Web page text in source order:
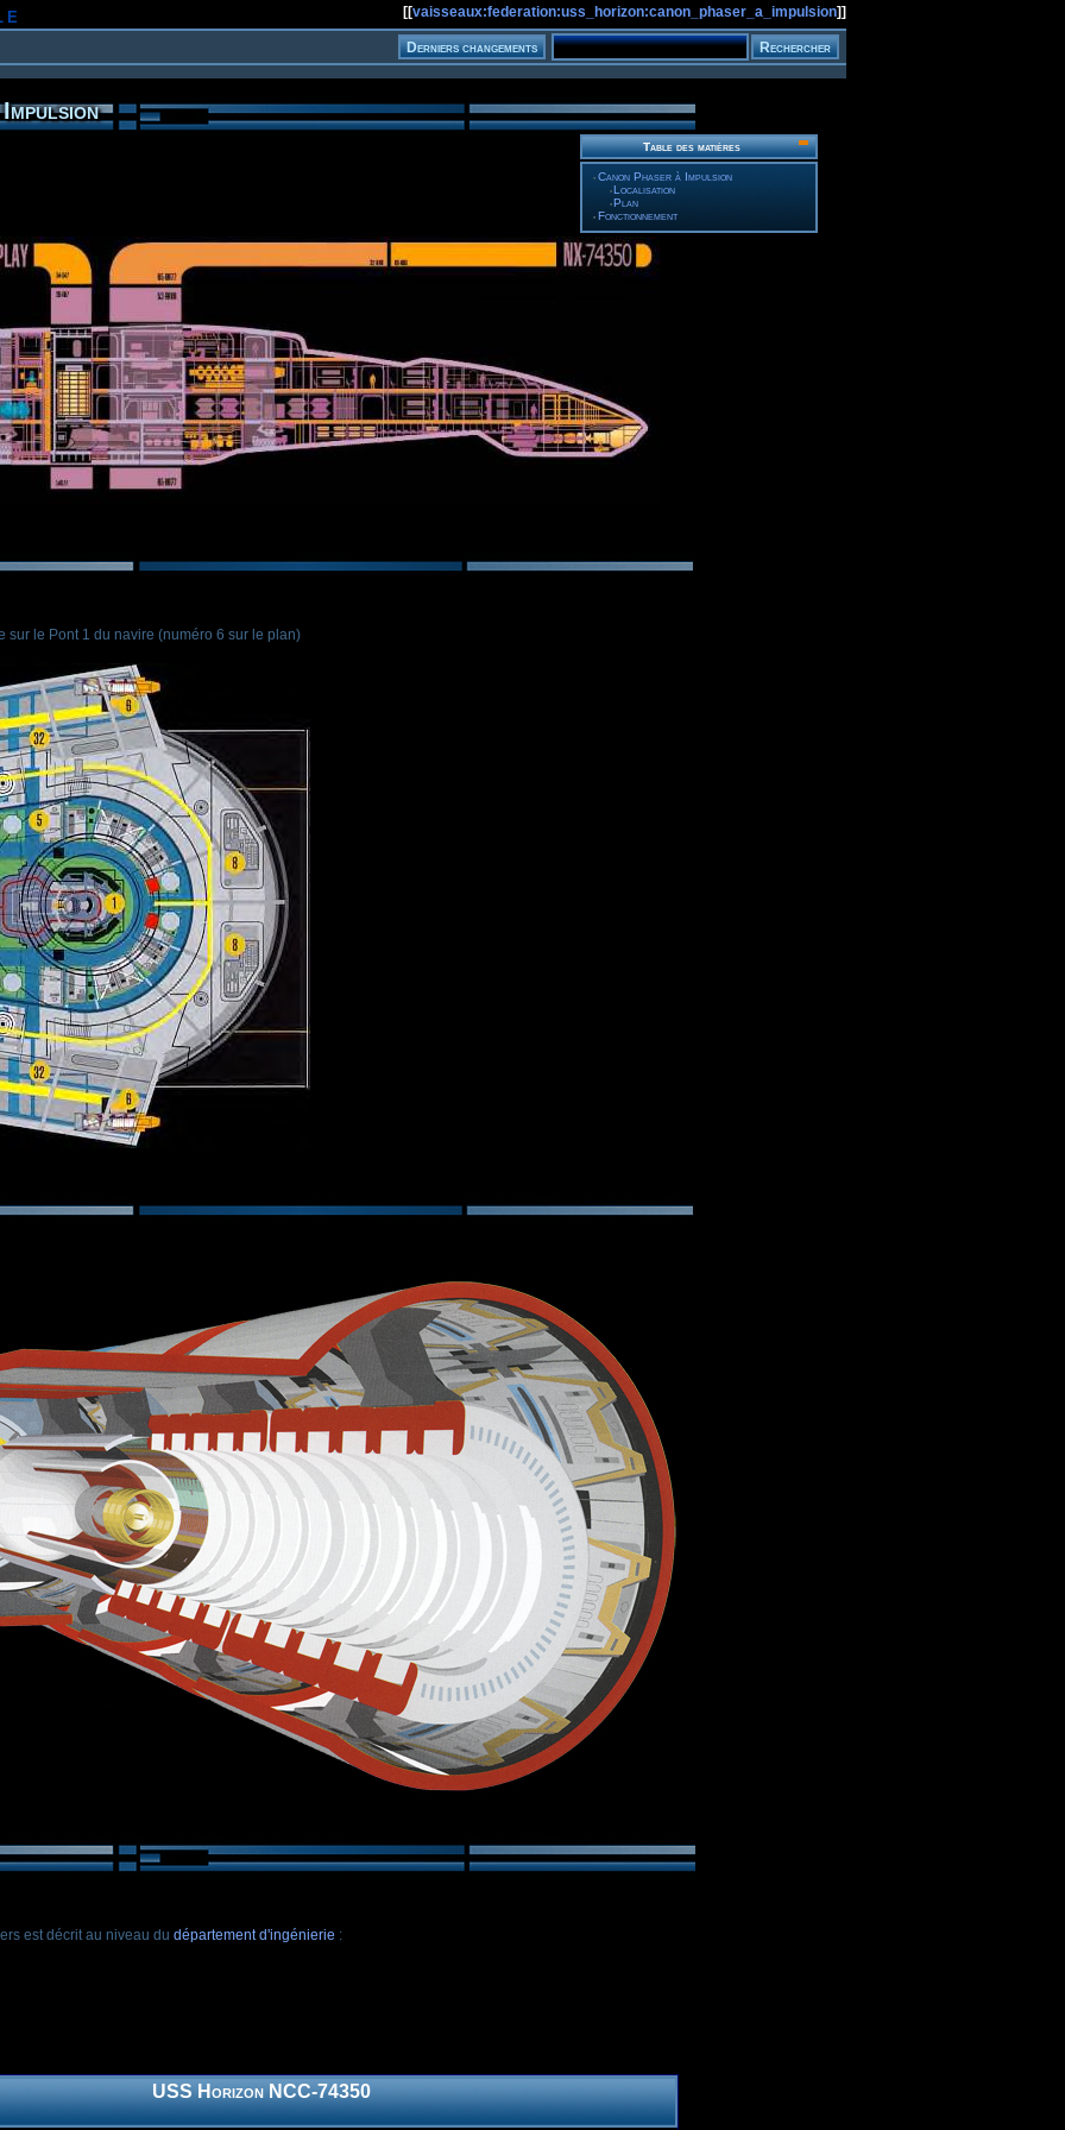
[[vaisseaux:federation:uss_horizon:canon_phaser_a_impulsion]]
Table des matières
Canon Phaser à Impulsion
Localisation
Plan
Fonctionnement
le Pont 1 du navire (numéro 6 sur le plan)
est décrit au niveau du département d'ingénierie :
USS Horizon NCC-74350